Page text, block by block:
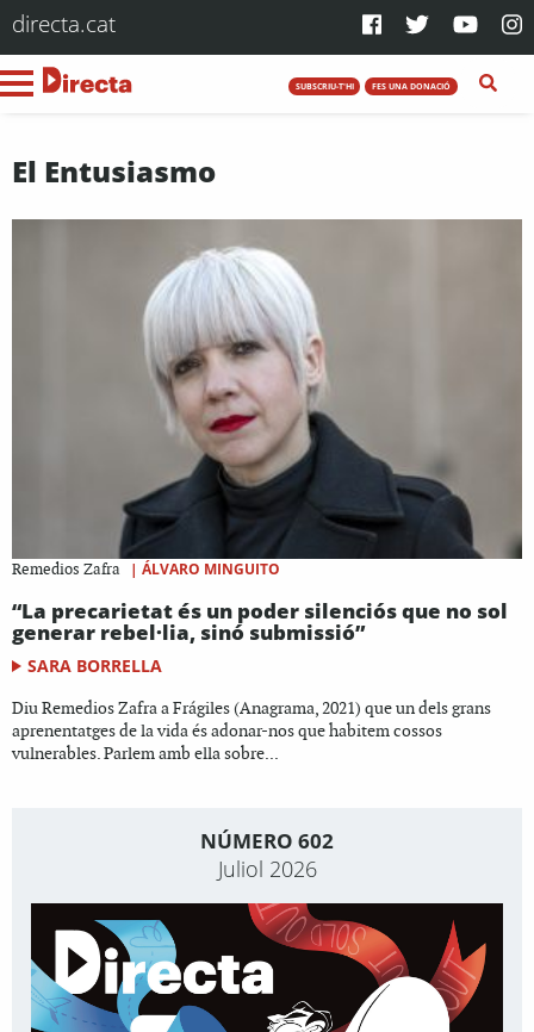
directa.cat
SUBSCRIU-T'HI FES UNA DONACIÓ
El Entusiasmo
Remedios Zafra | ÁLVARO MINGUITO
“La precarietat és un poder silenciós que no sol
generar rebel·lia, sinó submissió”
SARA BORRELLA
Diu Remedios Zafra a Frágiles (Anagrama, 2021) que un dels grans
aprenentatges de la vida és adonar-nos que habitem cossos
vulnerables. Parlem amb ella sobre...
NÚMERO 602
Juliol 2026